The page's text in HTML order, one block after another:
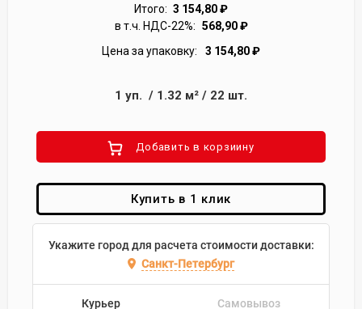
Итого: 3 154,80₽
в т.ч. НДС-22%: 568,90₽
Цена за упаковку:
3 154,80₽
1 уп. / 1.32 м² / 22 шт.
Добавить в корзиину
Купить в 1 клик
Укажите город для расчета стоимости доставки:
Санкт-Петербург
Курьер Самовывоз